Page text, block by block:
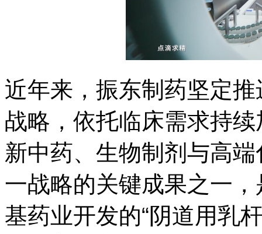
近年来，振东制药坚定
战略，依托临床需求持
新中药、生物制剂与高
一战略的关键成果之一
基药业开发的“阴道用乳